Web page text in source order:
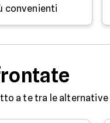
convenienti
a te tra le